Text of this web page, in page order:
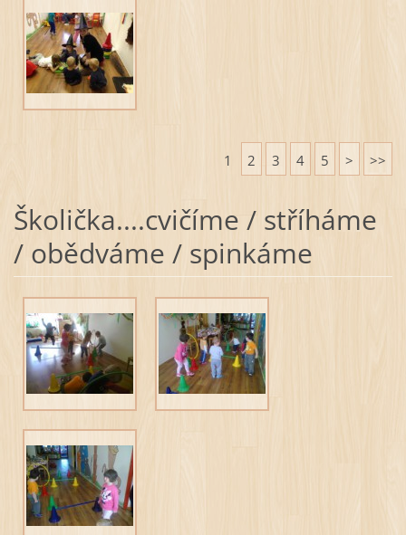
1 2 3 4 5 > >>
Školička....cvičíme / stříháme
/ obědváme / spinkáme